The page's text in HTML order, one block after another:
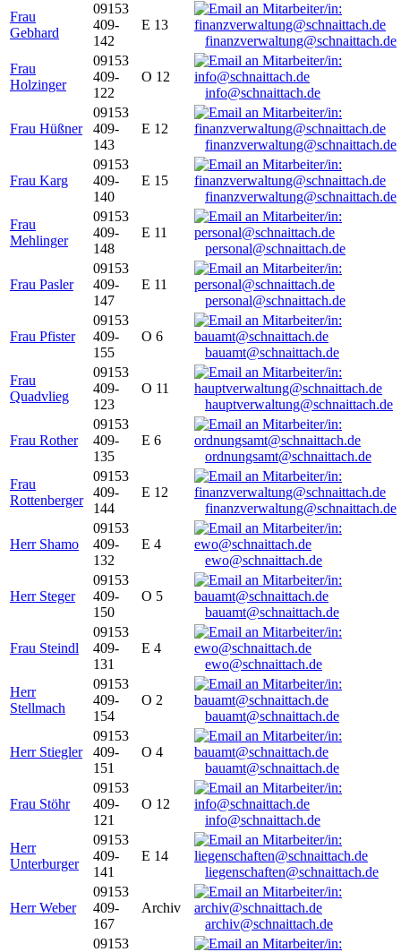
Frau
Gebhard
09153
409-
142
E 13
finanzverwaltung@schnaittach.de
Frau
Holzinger
09153
409-
122
O 12
info@schnaittach.de
Frau Hüßner
09153
409-
143
E 12
finanzverwaltung@schnaittach.de
Frau Karg
09153
409-
140
E 15
finanzverwaltung@schnaittach.de
Frau
Mehlinger
09153
409-
148
E 11
personal@schnaittach.de
Frau Pasler
09153
409-
147
E 11
personal@schnaittach.de
Frau Pfister
09153
409-
155
O 6
bauamt@schnaittach.de
Frau
Quadvlieg
09153
409-
123
O 11
hauptverwaltung@schnaittach.de
Frau Rother
09153
409-
135
E 6
ordnungsamt@schnaittach.de
Frau
Rottenberger
09153
409-
144
E 12
finanzverwaltung@schnaittach.de
Herr Shamo
09153
409-
132
E 4
ewo@schnaittach.de
Herr Steger
09153
409-
150
O 5
bauamt@schnaittach.de
Frau Steindl
09153
409-
131
E 4
ewo@schnaittach.de
Herr
Stellmach
09153
409-
154
O 2
bauamt@schnaittach.de
Herr Stiegler
09153
409-
151
O 4
bauamt@schnaittach.de
Frau Stöhr
09153
409-
121
O 12
info@schnaittach.de
Herr
Unterburger
09153
409-
141
E 14
liegenschaften@schnaittach.de
Herr Weber
09153
409-
167
Archiv
archiv@schnaittach.de
09153